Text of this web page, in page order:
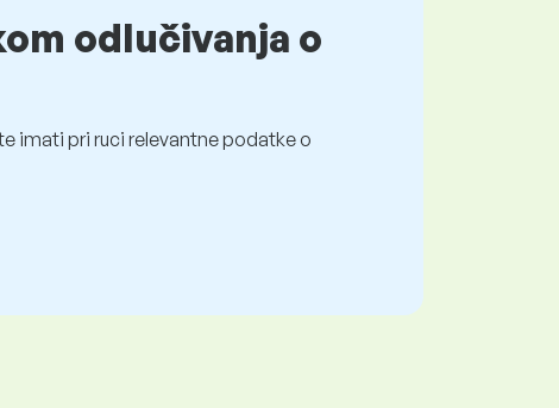
odlučivanja o
imati pri ruci relevantne podatke o